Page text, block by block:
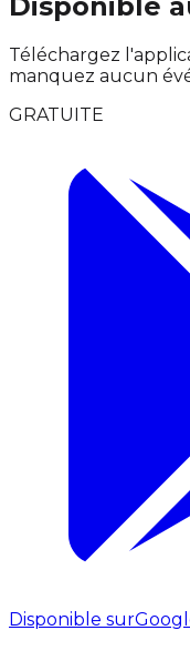
Téléchargez
manquez aucun
GRATUITE
Disponible sur